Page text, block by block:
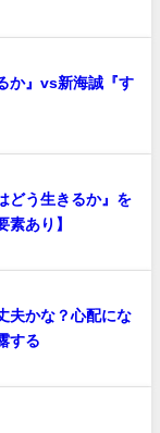
か』vs新海誠『す
どう生きるか』を
素あり】
夫かな？心配にな
する